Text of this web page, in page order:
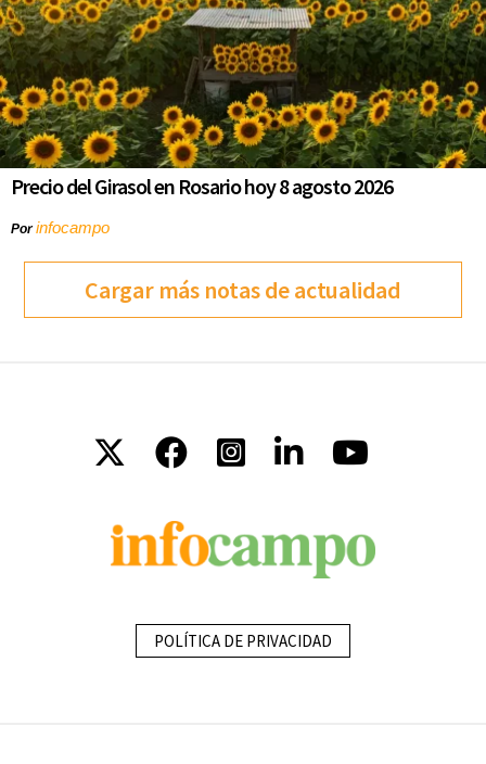
Precio del Girasol en Rosario hoy 8 agosto 2026
Porinfocampo
Cargar más notas de actualidad
POLÍTICA DE PRIVACIDAD